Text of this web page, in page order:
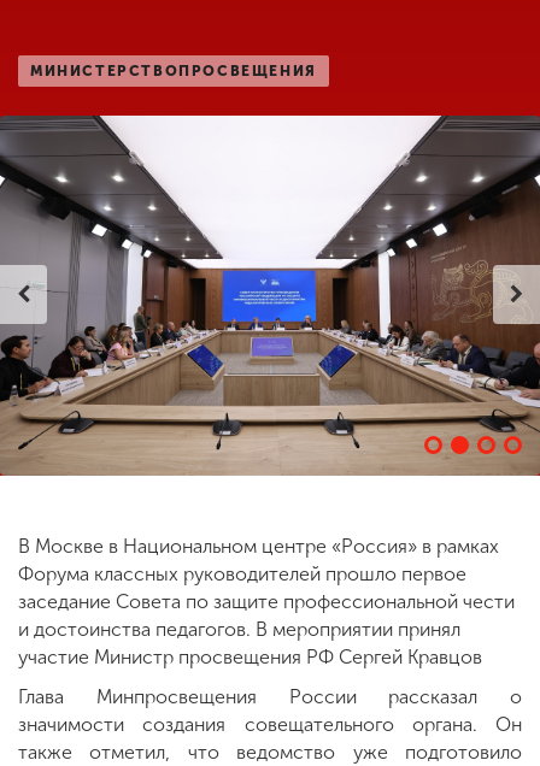
Международная
деятельность
Другие виды
деятельности
Студенческая жизнь
Сведения об
образовательной
организации
Приемная
комиссия
+7 (831) 262-26-20
МИНИСТЕРСТВОПРОСВЕЩЕНИЯ
В Москве в Национальном центре «Россия» в рамках
Форума классных руководителей прошло первое
заседание Совета по защите профессиональной чести
и достоинства педагогов. В мероприятии принял
участие Министр просвещения РФ Сергей Кравцов
Глава Минпросвещения России рассказал о
значимости создания совещательного органа. Он
также отметил, что ведомство уже подготовило